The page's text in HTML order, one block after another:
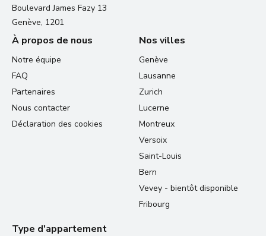
Boulevard James Fazy 13
Genève, 1201
À propos de nous
Notre équipe
FAQ
Partenaires
Nous contacter
Déclaration des cookies
Nos villes
Genève
Lausanne
Zurich
Lucerne
Montreux
Versoix
Saint-Louis
Bern
Vevey - bientôt disponible
Fribourg
Type d'appartement